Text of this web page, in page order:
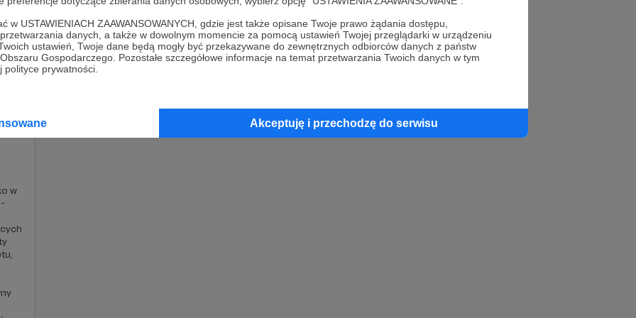
w USTAWIENIACH ZAAWANSOWANYCH, gdzie jest także opisane Twoje prawo żądania dostępu,
danych, a także w dowolnym momencie za pomocą ustawień Twojej przeglądarki w urządzeniu
ustawień, Twoje dane będą mogły być przekazywane do zewnętrznych odbiorców danych z państw
Gospodarczego. Pozostałe szczegółowe informacje na temat przetwarzania Twoich danych w tym
prywatności.
Akceptuję i przechodzę do serwisu
dla jej odbiorców
. Tylko w ciągu ostatnich miesięcy nagraliśmy 4
"Stacja Migracja".
powinna być zewnętrzna treść
zobaczyć treść musisz zmienić ustawienia
w